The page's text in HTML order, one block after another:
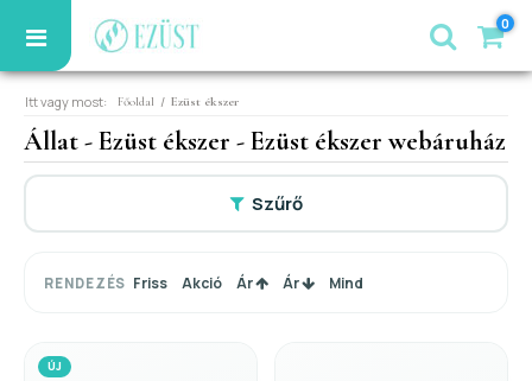
0
Itt vagy most: Főoldal / Ezüst ékszer
Állat - Ezüst ékszer - Ezüst ékszer webáruház
Szűrő
RENDEZÉS Friss Akció Ár Ár Mind
ÚJ